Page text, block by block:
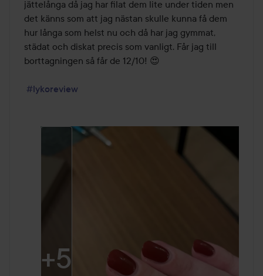
jättelånga då jag har filat dem lite under tiden men
det känns som att jag nästan skulle kunna få dem
hur långa som helst nu och då har jag gymmat,
städat och diskat precis som vanligt. Får jag till
borttagningen så får de 12/10! 😍
#lykoreview
+5